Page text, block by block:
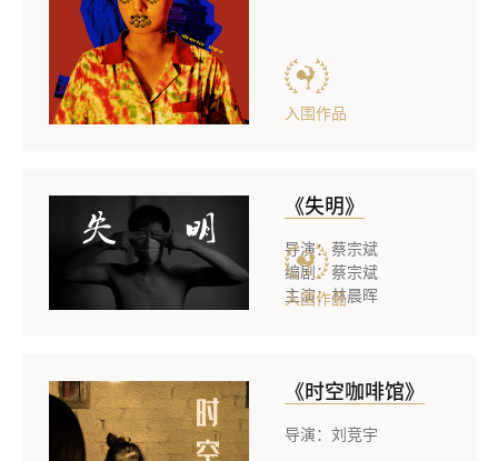
入围作品
《失明》
导演：蔡宗斌
编剧：蔡宗斌
主演：林晨晖
入围作品
《时空咖啡馆》
导演：刘竞宇